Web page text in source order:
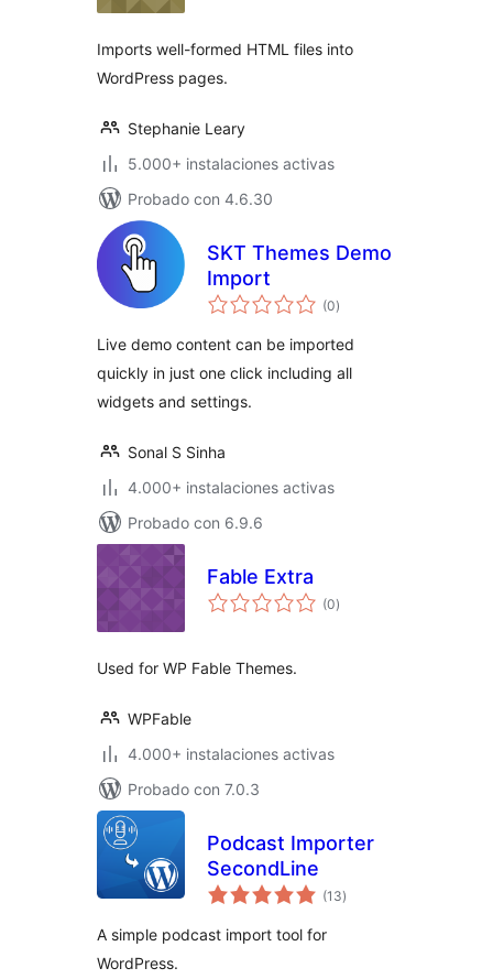
Imports well-formed HTML files into
WordPress pages.
Stephanie Leary
5.000+ instalaciones activas
Probado con 4.6.30
SKT Themes Demo
Import
(0total
de
)
Live demo content can be imported
quickly in just one click including all
widgets and settings.
Sonal S Sinha
4.000+ instalaciones activas
Probado con 6.9.6
Fable Extra
(0total
de
)
Used for WP Fable Themes.
WPFable
4.000+ instalaciones activas
Probado con 7.0.3
Podcast Importer
SecondLine
(13total
de
)
A simple podcast import tool for
WordPress.